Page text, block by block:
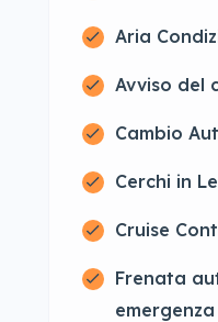
Aria
Avviso del
Cambio
Cerchi in
Cruise
Frenata
emergenza